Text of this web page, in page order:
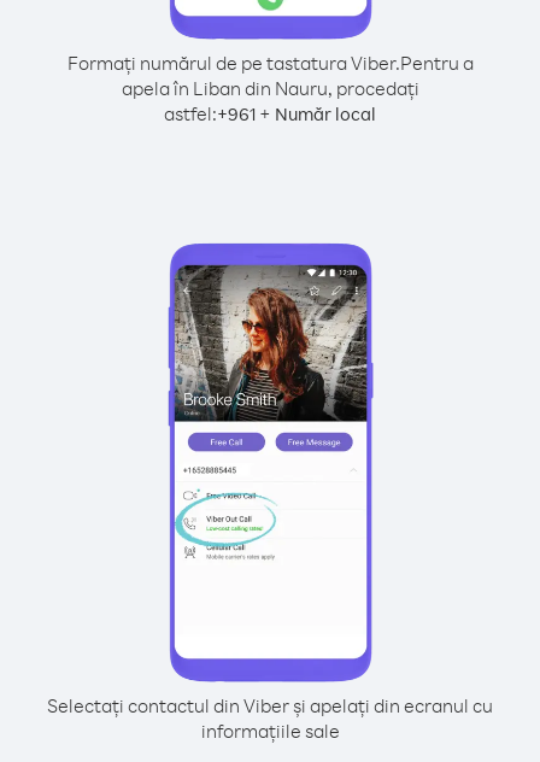
Formați numărul de pe tastatura Viber.Pentru a
apela în Liban din Nauru, procedați
astfel:+961 + Număr local
Selectați contactul din Viber și apelați din ecranul cu
informațiile sale